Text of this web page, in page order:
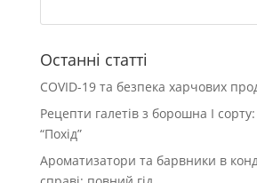
Останні статті
COVID-19 та безпека харчових
Рецепти галетів з борошна І
“Похід”
Ароматизатори та барвники в